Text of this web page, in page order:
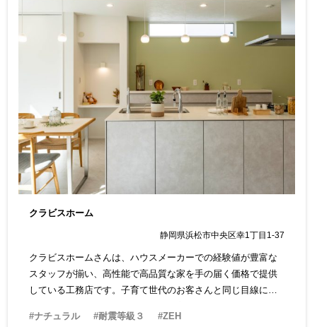
クラビスホーム
静岡県浜松市中央区幸1丁目1-37
クラビスホームさんは、ハウスメーカーでの経験値が豊富な
スタッフが揃い、高性能で高品質な家を手の届く価格で提供
している工務店です。子育て世代のお客さんと同じ目線に立
#ナチュラル #耐震等級３ #ZEH